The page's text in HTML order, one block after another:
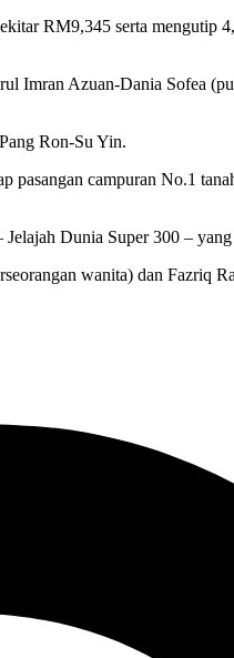
RM9,345 serta mengutip
Imran Azuan-Dania Sofea
Ron-Su Yin.
pasangan campuran No.1
Dunia Super 300 –
wanita) dan Fazriq